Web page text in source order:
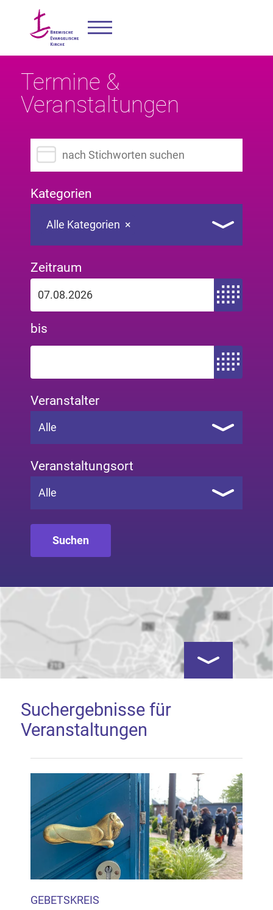
Termine &
Veranstaltungen
Suchbegriff eingeben
Kategorien
×
Alle Kategorien
Zeitraum
Zeitraum von
bis
Zeitraum bis
Veranstalter
Alle
Veranstaltungsort
Alle
Google Map laden
Mit dem Laden der Karte akzeptieren Sie, dass die
Anwendung Google Maps beim Aktivieren von
Inhalten Cookies auf Ihrem Gerät setzt, z.B. zwecks
Reichweitenmessung und profilbasierter Werbung.
Näheres s.zur Datenschutzerklärung
Hier können Sie Ihre Cookie-
Kartenansicht
Suchergebnisse für
Veranstaltungen
GEBETSKREIS